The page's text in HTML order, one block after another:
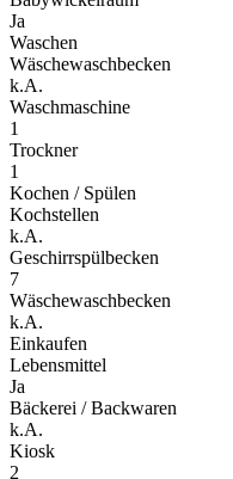
Ja
Waschen
Wäschewaschbecken
k.A.
Waschmaschine
1
Trockner
1
Kochen / Spülen
Kochstellen
k.A.
Geschirrspülbecken
7
Wäschewaschbecken
k.A.
Einkaufen
Lebensmittel
Ja
Bäckerei / Backwaren
k.A.
Kiosk
2